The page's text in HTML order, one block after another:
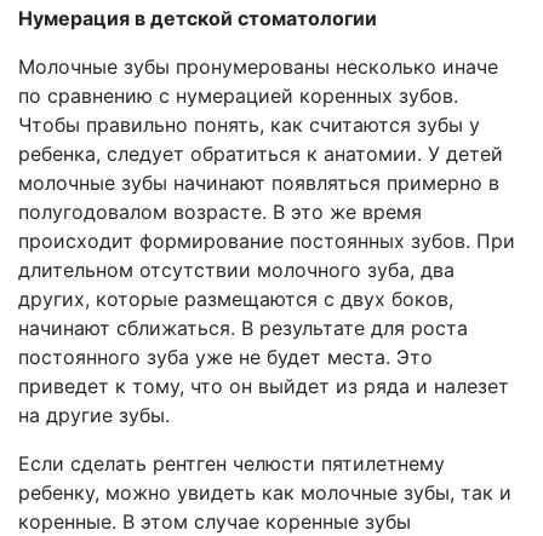
Нумерация в детской стоматологии
Молочные зубы пронумерованы несколько иначе
по сравнению с нумерацией коренных зубов.
Чтобы правильно понять, как считаются зубы у
ребенка, следует обратиться к анатомии. У детей
молочные зубы начинают появляться примерно в
полугодовалом возрасте. В это же время
происходит формирование постоянных зубов. При
длительном отсутствии молочного зуба, два
других, которые размещаются с двух боков,
начинают сближаться. В результате для роста
постоянного зуба уже не будет места. Это
приведет к тому, что он выйдет из ряда и налезет
на другие зубы.
Если сделать рентген челюсти пятилетнему
ребенку, можно увидеть как молочные зубы, так и
коренные. В этом случае коренные зубы